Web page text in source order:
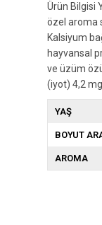
Ürün Bilgisi
özel aroma
Kalsiyum
hayvansal
ve üzüm
(iyot) 4,2
YAŞ
BOYUT
AROMA